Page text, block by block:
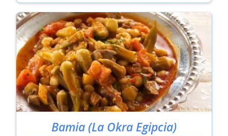
Bamia (La Okra Egipcia)